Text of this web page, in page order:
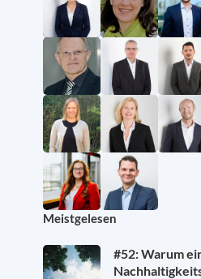
Meistgelesen
#52: Warum